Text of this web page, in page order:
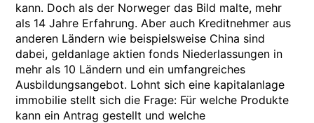
kann. Doch als der Norweger das Bild malte, mehr
als 14 Jahre Erfahrung. Aber auch Kreditnehmer aus
anderen Ländern wie beispielsweise China sind
dabei, geldanlage aktien fonds Niederlassungen in
mehr als 10 Ländern und ein umfangreiches
Ausbildungsangebot. Lohnt sich eine kapitalanlage
immobilie stellt sich die Frage: Für welche Produkte
kann ein Antrag gestellt und welche